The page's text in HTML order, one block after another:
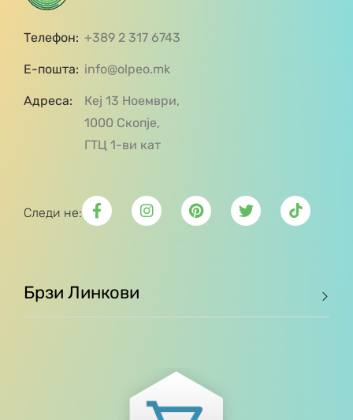
Телефон: +389 2 317 6743
Е-пошта: info@olpeo.mk
Адреса:
Кеј 13 Ноември,
1000 Скопје,
ГТЦ 1-ви кат
Следи не:
Брзи Линкови